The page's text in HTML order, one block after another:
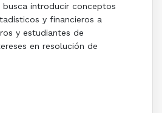
busca introducir conceptos
y financieros a
y estudiantes de
en resolución de